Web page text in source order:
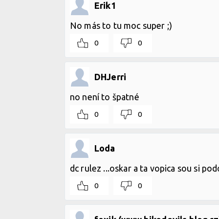
Erik1
No más to tu moc super ;)
0 0
DHJerri
no není to špatné
0 0
Loda
dc rulez ...oskar a ta vopica sou si
0 0